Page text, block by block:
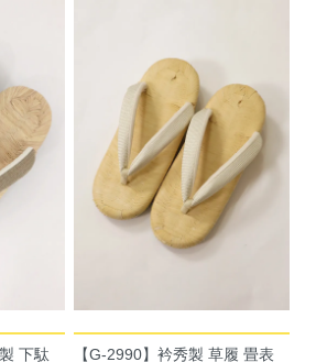
下駄
【G-2990】衿秀製 草履 畳表